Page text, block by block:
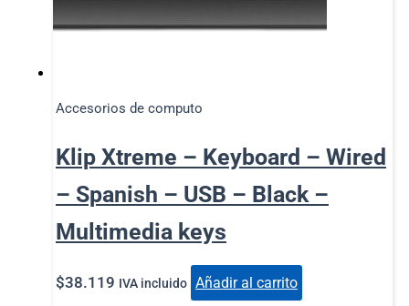
Accesorios de computo
Klip Xtreme – Keyboard – Wired
– Spanish – USB – Black –
Multimedia keys
$38.119 IVA incluido Añadir al carrito